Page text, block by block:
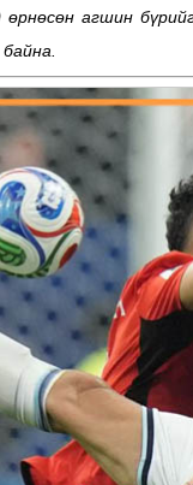
агшин